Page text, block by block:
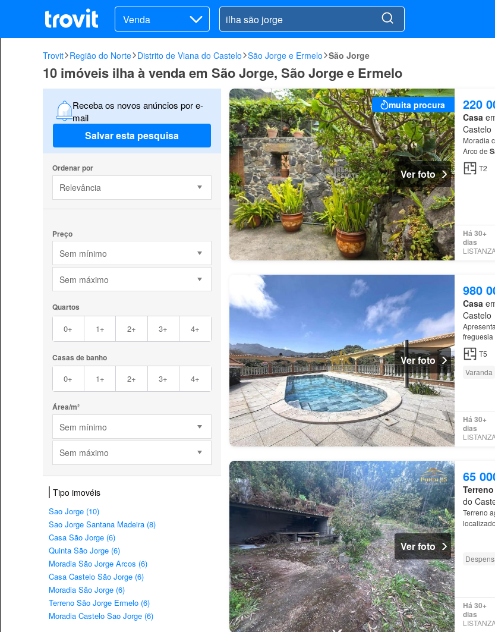
Venda
Trovit Região do Norte Distrito de Viana do Castelo São Jorge e Ermelo São Jorge
10 imóveis ilha à venda em São Jorge, São Jorge e Ermelo
Receba os novos anúncios por e-
mail
Salvar esta pesquisa
Ordenar por
Relevância
Preço
Sem mínimo
Sem máximo
Quartos
0+ 1+ 2+ 3+ 4+
Casas de banho
0+ 1+ 2+ 3+ 4+
Área/m²
Sem mínimo
Sem máximo
Tipo imovéis
Sao Jorge (10)
Sao Jorge Santana Madeira (8)
Casa São Jorge (6)
Quinta São Jorge (6)
Moradia São Jorge Arcos (6)
Casa Castelo São Jorge (6)
Moradia São Jorge (6)
Terreno São Jorge Ermelo (6)
Moradia Castelo Sao Jorge (6)
muita procura
Ver foto
220
Casa
Castelo
Moradia
Arco de
baixa do
T2
Há 30+
dias
Ver foto
980
Casa
Castelo
freguesia
T5
Varanda
Há 30+
dias
Ver foto
65
Terreno
do
Terreno
Há 30+
dias